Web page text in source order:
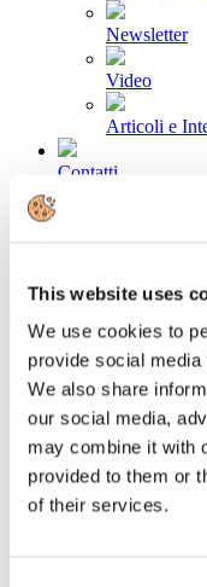
This website uses
We use cookies to
provide social
We also share
our social media,
may combine it with
provided to them or
of their services.
Newsletter
Video
Articoli e
Contatti
Tel. +39 320 57 80 986
Cerca...
Contratti: al